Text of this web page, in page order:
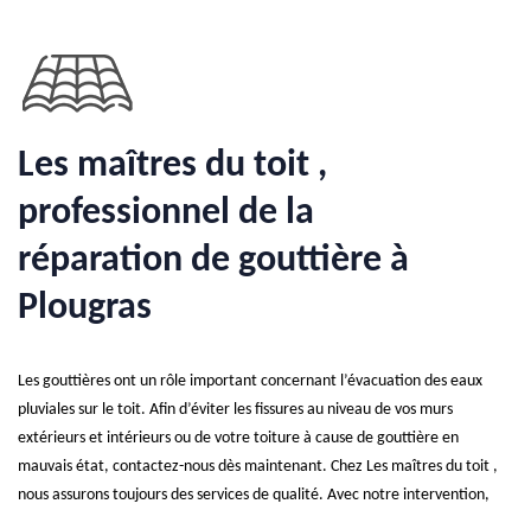
Les maîtres du toit ,
professionnel de la
réparation de gouttière à
Plougras
Les gouttières ont un rôle important concernant l’évacuation des eaux
pluviales sur le toit. Afin d’éviter les fissures au niveau de vos murs
extérieurs et intérieurs ou de votre toiture à cause de gouttière en
mauvais état, contactez-nous dès maintenant. Chez Les maîtres du toit ,
nous assurons toujours des services de qualité. Avec notre intervention,